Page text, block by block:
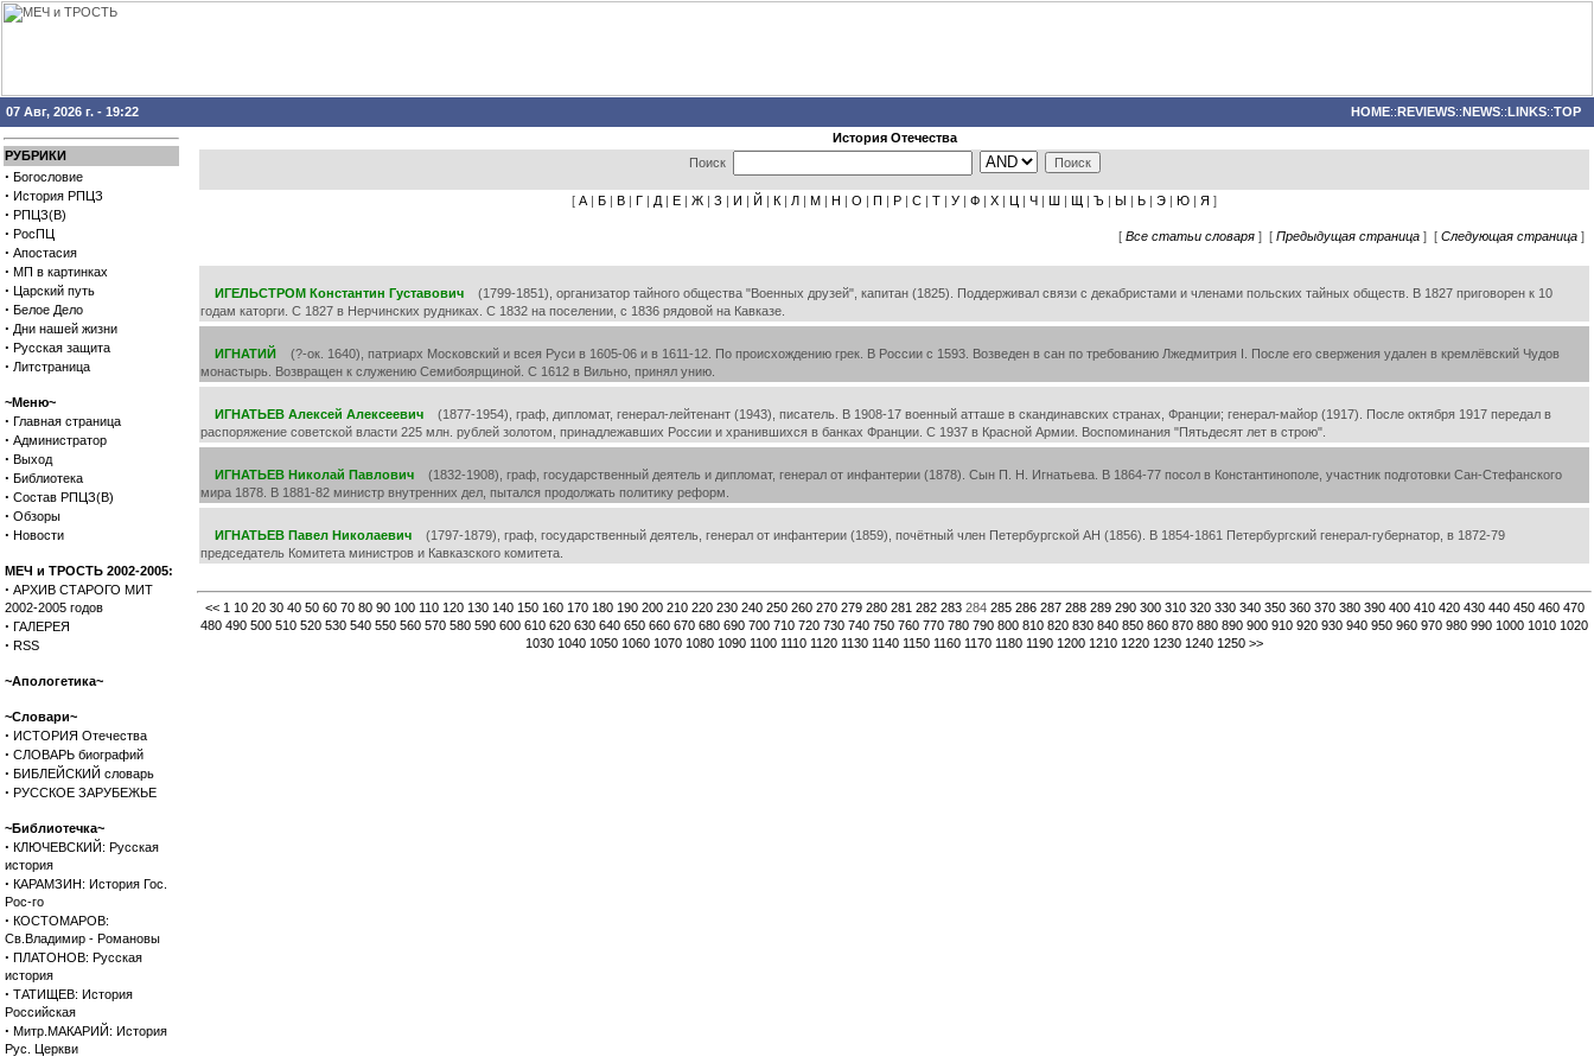
07 Авг, 2026 г. - 19:22 HOME::REVIEWS::NEWS::LINKS::TOP
РУБРИКИ
· Богословие
· История РПЦЗ
· РПЦЗ(В)
· РосПЦ
· Апостасия
· МП в картинках
· Царский путь
· Белое Дело
· Дни нашей жизни
· Русская защита
· Литстраница
~Меню~
· Главная страница
· Администратор
· Выход
· Библиотека
· Состав РПЦЗ(В)
· Обзоры
· Новости
МЕЧ и ТРОСТЬ 2002-2005:
· АРХИВ СТАРОГО МИТ
2002-2005 годов
· ГАЛЕРЕЯ
· RSS
~Апологетика~
~Словари~
· ИСТОРИЯ Отечества
· СЛОВАРЬ биографий
· БИБЛЕЙСКИЙ словарь
· РУССКОЕ ЗАРУБЕЖЬЕ
~Библиотечка~
· КЛЮЧЕВСКИЙ: Русская
история
· КАРАМЗИН: История Гос.
Рос-го
· КОСТОМАРОВ:
Св.Владимир - Романовы
· ПЛАТОНОВ: Русская
история
· ТАТИЩЕВ: История
Российская
· Митр.МАКАРИЙ: История
Рус. Церкви
История Отечества
Поиск
[ А | Б | В | Г | Д | Е | Ж | З | И | Й | К | Л | М | Н | О | П | Р | С | Т | У | Ф | Х | Ц | Ч | Ш | Щ | Ъ | Ы | Ь | Э | Ю | Я ]
[ Все статьи словаря ] [ Предыдущая страница ] [ Следующая страница ]
ИГЕЛЬСТРОМ Константин Густавович (1799-1851), организатор тайного общества "Военных друзей", капитан (1825). Поддерживал связи с декабристами и членами польских тайных обществ. В 1827 приговорен к 10
годам каторги. С 1827 в Нерчинских рудниках. С 1832 на поселении, с 1836 рядовой на Кавказе.
ИГНАТИЙ (?-ок. 1640), патриарх Московский и всея Руси в 1605-06 и в 1611-12. По происхождению грек. В России с 1593. Возведен в сан по требованию Лжедмитрия I. После его свержения удален в кремлёвский Чудов
монастырь. Возвращен к служению Семибоярщиной. С 1612 в Вильно, принял унию.
ИГНАТЬЕВ Алексей Алексеевич (1877-1954), граф, дипломат, генерал-лейтенант (1943), писатель. В 1908-17 военный атташе в скандинавских странах, Франции; генерал-майор (1917). После октября 1917 передал в
распоряжение советской власти 225 млн. рублей золотом, принадлежавших России и хранившихся в банках Франции. С 1937 в Красной Армии. Воспоминания "Пятьдесят лет в строю".
ИГНАТЬЕВ Николай Павлович (1832-1908), граф, государственный деятель и дипломат, генерал от инфантерии (1878). Сын П. Н. Игнатьева. В 1864-77 посол в Константинополе, участник подготовки Сан-Стефанского
мира 1878. В 1881-82 министр внутренних дел, пытался продолжать политику реформ.
ИГНАТЬЕВ Павел Николаевич (1797-1879), граф, государственный деятель, генерал от инфантерии (1859), почётный член Петербургской АН (1856). В 1854-1861 Петербургский генерал-губернатор, в 1872-79
председатель Комитета министров и Кавказского комитета.
<< 1 10 20 30 40 50 60 70 80 90 100 110 120 130 140 150 160 170 180 190 200 210 220 230 240 250 260 270 279 280 281 282 283284 285 286 287 288 289 290 300 310 320 330 340 350 360 370 380 390 400 410 420 430 440 450 460 470
480 490 500 510 520 530 540 550 560 570 580 590 600 610 620 630 640 650 660 670 680 690 700 710 720 730 740 750 760 770 780 790 800 810 820 830 840 850 860 870 880 890 900 910 920 930 940 950 960 970 980 990 1000 1010 1020
1030 1040 1050 1060 1070 1080 1090 1100 1110 1120 1130 1140 1150 1160 1170 1180 1190 1200 1210 1220 1230 1240 1250 >>